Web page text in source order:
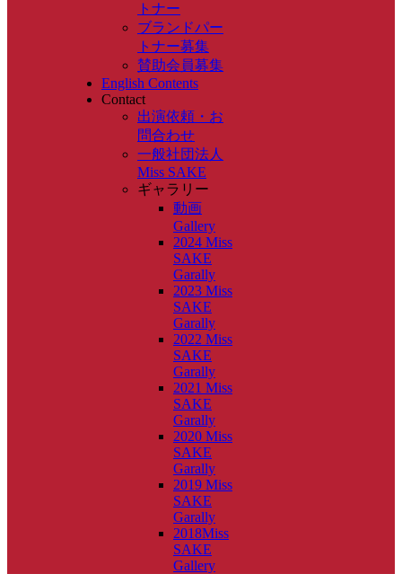
トナー
ブランドパー
トナー募集
賛助会員募集
English Contents
Contact
出演依頼・お
問合わせ
一般社団法人
Miss SAKE
ギャラリー
動画
Gallery
2024 Miss
SAKE
Garally
2023 Miss
SAKE
Garally
2022 Miss
SAKE
Garally
2021 Miss
SAKE
Garally
2020 Miss
SAKE
Garally
2019 Miss
SAKE
Garally
2018Miss
SAKE
Gallery